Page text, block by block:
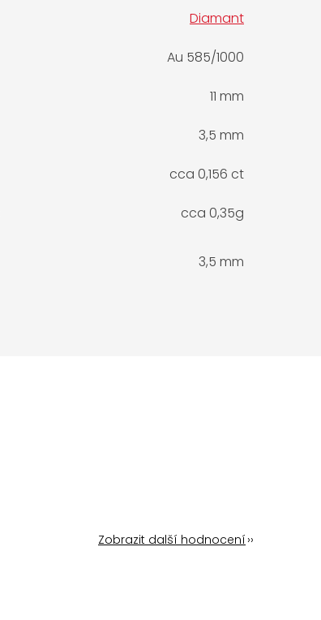
Diamant
Au 585/1000
11 mm
3,5 mm
cca 0,156 ct
cca 0,35g
3,5 mm
Zobrazit další hodnocení